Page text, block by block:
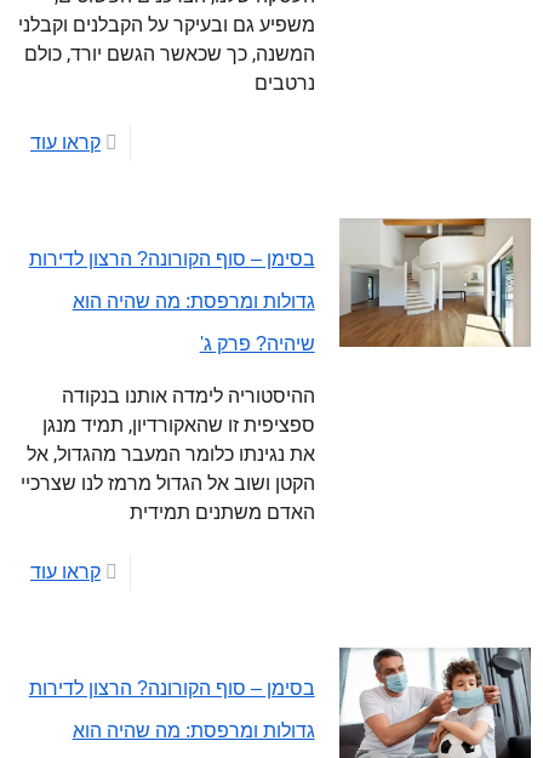
משפיע גם ובעיקר על הקבלנים וקבלני
המשנה, כך שכאשר הגשם יורד, כולם
נרטבים
קראו עוד
בסימן – סוף הקורונה? הרצון לדירות
גדולות ומרפסת: מה שהיה הוא
שיהיה? פרק ג'
ההיסטוריה לימדה אותנו בנקודה
ספציפית זו שהאקורדיון, תמיד מנגן
את נגינתו כלומר המעבר מהגדול, אל
הקטן ושוב אל הגדול מרמז לנו שצרכיי
האדם משתנים תמידית
קראו עוד
בסימן – סוף הקורונה? הרצון לדירות
גדולות ומרפסת: מה שהיה הוא